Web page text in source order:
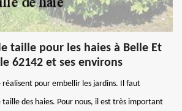
taille pour les haies à Belle Et
62142 et ses environs
réalisent pour embellir les jardins. Il faut
des haies. Pour nous, il est très important